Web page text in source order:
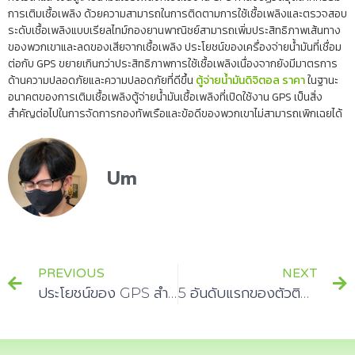
การเติมเชื้อเพลิง ด้วยความสามารถในการติดตามการใช้เชื้อเพลิงและตรวจสอบ
ระดับเชื้อเพลิงแบบเรียลไทม์กองยานพาณิชย์สามารถเพิ่มประสิทธิภาพเส้นทาง
ของพวกเขาและลดของเสียจากเชื้อเพลิง ประโยชน์ของเครื่องจ่ายน้ำมันที่เชื่อม
ต่อกับ GPS ขยายเกินกว่าประสิทธิภาพการใช้เชื้อเพลิงเนื่องจากยังมีมาตรการ
ด้านความปลอดภัยและความปลอดภัยที่ดีขึ้น ตู้จ่ายน้ำมันดิจิตอล ราคาในฐานะ
อนาคตของการเติมเชื้อเพลิงตู้จ่ายน้ำมันเชื้อเพลิงที่เปิดใช้งาน GPS เป็นสิ่ง
สำคัญต่อไปในการจัดการกองทัพเรือและข้อดีของพวกเขาไม่สามารถเพิกเฉยได้
Um
PREVIOUS
ประโยชน์ของ GPS สำหรับคนขับรถแท็กซี่กรุงเทพฯ
NEXT
5 อันดับแรกของตัวติดตาม GPS ราคาไม่แพงในไทย